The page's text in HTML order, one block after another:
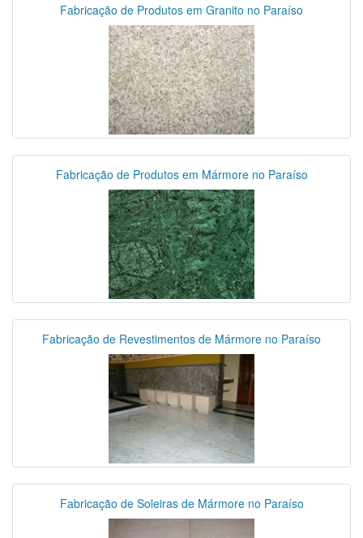
Fabricação de Produtos em Granito no Paraíso
Fabricação de Produtos em Mármore no Paraíso
Fabricação de Revestimentos de Mármore no Paraíso
Fabricação de Soleiras de Mármore no Paraíso